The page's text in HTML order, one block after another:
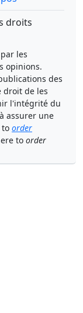
droits
les
opinions.
des
droit de les
l'intégrité du
assurer une
to order
to order